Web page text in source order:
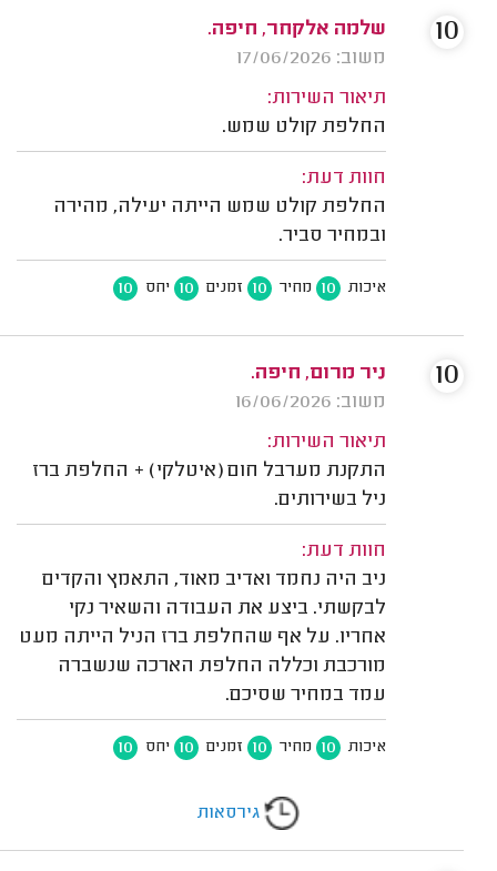
שלמה אלקחר, חיפה.
משוב: 17/06/2026
תיאור השירות:
החלפת קולט שמש.
חוות דעת:
החלפת קולט שמש הייתה יעילה, מהירה
ובמחיר סביר.
איכות 10 מחיר 10 זמנים 10 יחס 10
10
ניר מרום, חיפה.
משוב: 16/06/2026
תיאור השירות:
התקנת מערבל חום (איטלקי) + החלפת ברז
ניל בשירותים.
חוות דעת:
ניב היה נחמד ואדיב מאוד, התאמץ והקדים
לבקשתי. ביצע את העבודה והשאיר נקי
אחריו. על אף שהחלפת ברז הניל הייתה מעט
מורכבת וכללה החלפת הארכה שנשברה
עמד במחיר שסיכם.
איכות 10 מחיר 10 זמנים 10 יחס 10
10
גירסאות